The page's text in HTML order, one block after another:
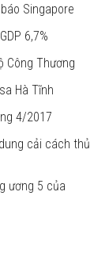
Singapore
6,7%
Công Thương
Hà Tĩnh
4/2017
cải cách thủ
ương 5 của